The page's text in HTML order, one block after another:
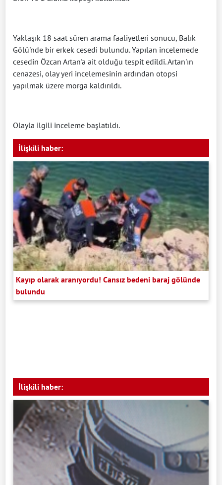
Yaklaşık 18 saat süren arama faaliyetleri sonucu, Balık
Gölü'nde bir erkek cesedi bulundu. Yapılan incelemede
cesedin Özcan Artan'a ait olduğu tespit edildi. Artan'ın
cenazesi, olay yeri incelemesinin ardından otopsi
yapılmak üzere morga kaldırıldı.
Olayla ilgili inceleme başlatıldı.
İlişkili haber:
Kayıp olarak aranıyordu! Cansız bedeni baraj gölünde
bulundu
İlişkili haber: